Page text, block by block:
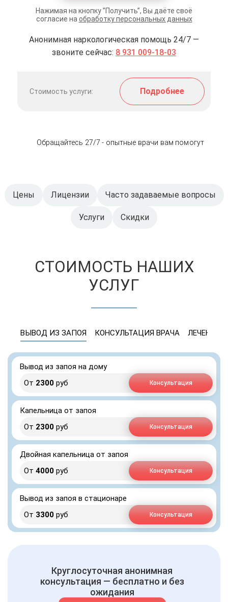
Нажимая на кнопку ”Получить”, Вы даёте своё
согласие на обработку персональных данных
Анонимная наркологическая помощь 24/7 —
звоните сейчас: 8 931 009-18-03
Стоимость услуги: Подробнее
Обращайтесь 27/7 - опытные врачи вам помогут
Цены Лицензии Часто задаваемые вопросы
Услуги Скидки
СТОИМОСТЬ НАШИХ
УСЛУГ
ВЫВОД ИЗ ЗАПОЯ КОНСУЛЬТАЦИЯ ВРАЧА ЛЕЧЕНИЕ
Вывод из запоя на дому
От 2300 руб Консультация
Капельница от запоя
От 2300 руб Консультация
Двойная капельница от запоя
От 4000 руб Консультация
Вывод из запоя в стационаре
От 3300 руб Консультация
Круглосуточная анонимная
консультация — бесплатно и без
ожидания